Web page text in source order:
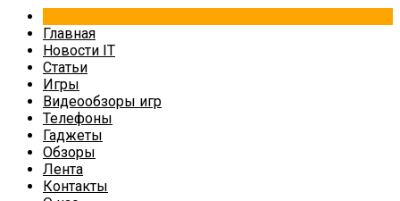
Главная
Новости IT
Статьи
Игры
Видеообзоры игр
Телефоны
Гаджеты
Обзоры
Лента
Контакты